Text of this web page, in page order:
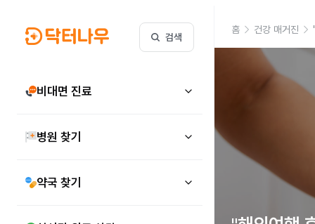
검색
비대면 진료
병원 찾기
약국 찾기
홈 건강 매거진